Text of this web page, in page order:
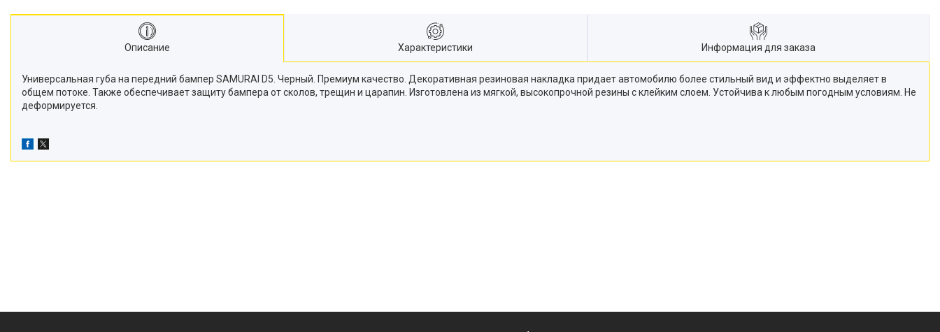
Описание Характеристики Информация для заказа
Универсальная губа на передний бампер SAMURAI D5. Черный. Премиум качество. Декоративная резиновая накладка придает автомобилю более стильный вид и эффектно выделяет в
общем потоке. Также обеспечивает защиту бампера от сколов, трещин и царапин. Изготовлена из мягкой, высокопрочной резины с клейким слоем. Устойчива к любым погодным условиям. Не
деформируется.